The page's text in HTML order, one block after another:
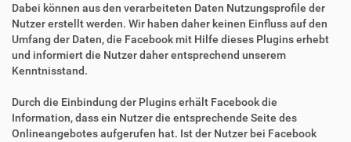
Dabei können aus den verarbeiteten Daten Nutzungsprofile der
Nutzer erstellt werden. Wir haben daher keinen Einfluss auf den
Umfang der Daten, die Facebook mit Hilfe dieses Plugins erhebt
und informiert die Nutzer daher entsprechend unserem
Kenntnisstand.
Durch die Einbindung der Plugins erhält Facebook die
Information, dass ein Nutzer die entsprechende Seite des
Onlineangebotes aufgerufen hat. Ist der Nutzer bei Facebook